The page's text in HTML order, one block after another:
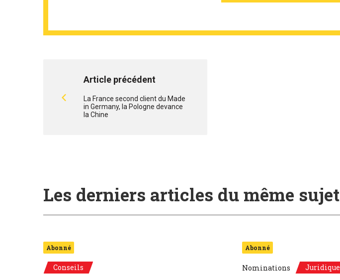
Article précédent
La France second client du Made
in Germany, la Pologne devance
la Chine
Les derniers articles du même sujet
Abonné
Conseils
Abonné
Nominations Juridique